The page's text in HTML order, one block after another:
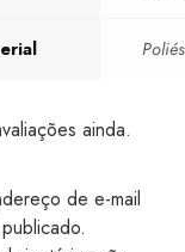
ainda.
de e-mail